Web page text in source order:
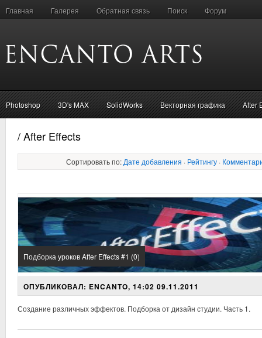
Главная Галерея Обратная связь Поиск Форум
Photoshop 3D's MAX SolidWorks Векторная графика After
/ After Effects
Сортировать по: Дате добавления · Рейтингу ·
Подборка уроков After Effects #1 (0)
ОПУБЛИКОВАЛ: ENCANTO, 14:02 09.11.2011
Создание различных эффектов. Подборка от дизайн студии. Часть 1.